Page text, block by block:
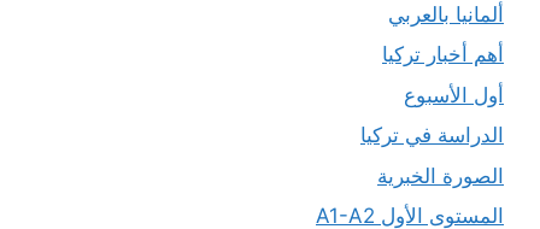
ألمانيا بالعربي
أهم أخبار تركيا
أول الأسبوع
الدراسة في تركيا
الصورة الخبرية
المستوى الأول A1-A2